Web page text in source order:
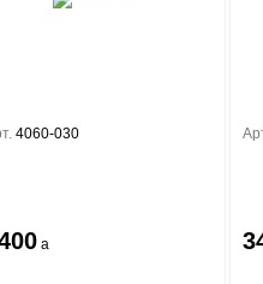
4060-030
a